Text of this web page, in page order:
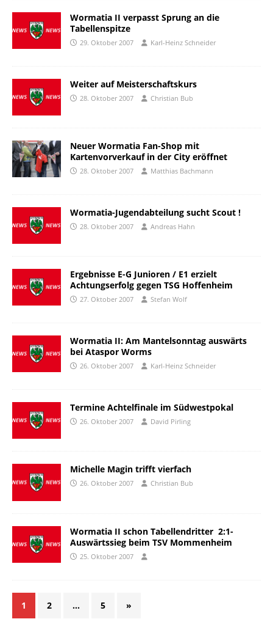
Wormatia II verpasst Sprung an die
Tabellenspitze
29. Oktober 2007 Karl-Heinz Schneider
Weiter auf Meisterschaftskurs
28. Oktober 2007 Christian Bub
Neuer Wormatia Fan-Shop mit
Kartenvorverkauf in der City eröffnet
28. Oktober 2007 Matthias Bachmann
Wormatia-Jugendabteilung sucht Scout !
28. Oktober 2007 Andreas Hahn
Ergebnisse E-G Junioren / E1 erzielt
Achtungserfolg gegen TSG Hoffenheim
27. Oktober 2007 Stefan Wolf
Wormatia II: Am Mantelsonntag auswärts
bei Ataspor Worms
26. Oktober 2007 Karl-Heinz Schneider
Termine Achtelfinale im Südwestpokal
26. Oktober 2007 David Pirling
Michelle Magin trifft vierfach
26. Oktober 2007 Christian Bub
Wormatia II schon Tabellendritter  2:1-
Auswärtssieg beim TSV Mommenheim
25. Oktober 2007
1 2 … 5 »